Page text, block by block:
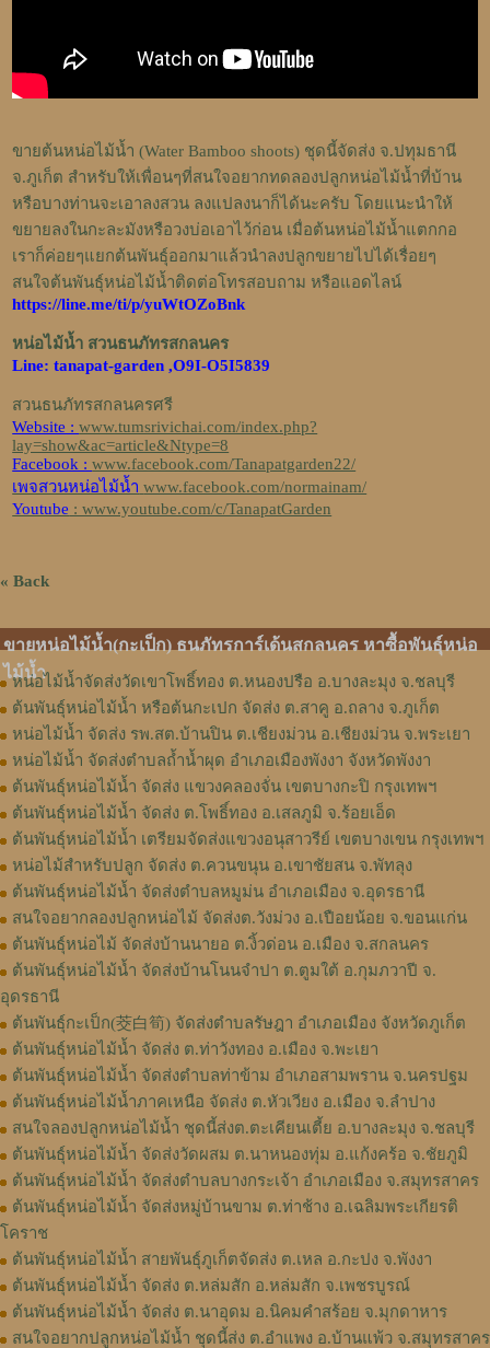
ขายต้นหน่อไม้น้ำ (Water Bamboo shoots) ชุดนี้จัดส่ง จ.ปทุมธานี
จ.ภูเก็ต สำหรับให้เพื่อนๆที่สนใจอยากทดลองปลูกหน่อไม้น้ำที่บ้าน
หรือบางท่านจะเอาลงสวน ลงแปลงนาก็ได้นะครับ โดยแนะนำให้
ขยายลงในกะละมังหรือวงบ่อเอาไว้ก่อน เมื่อต้นหน่อไม้น้ำแตกกอ
เราก็ค่อยๆแยกต้นพันธุ์ออกมาแล้วนำลงปลูกขยายไปได้เรื่อยๆ
สนใจต้นพันธุ์หน่อไม้น้ำติดต่อโทรสอบถาม หรือแอดไลน์
https://line.me/ti/p/yuWtOZoBnk
หน่อไม้น้ำ สวนธนภัทรสกลนคร
Line: tanapat-garden ,O9I-O5I5839
สวนธนภัทรสกลนครศรี
Website :www.tumsrivichai.com/index.php?
lay=show&ac=article&Ntype=8
Facebook :www.facebook.com/Tanapatgarden22/
เพจสวนหน่อไม้น้ำ www.facebook.com/normainam/
Youtube : www.youtube.com/c/TanapatGarden
« Back
ขายหน่อไม้น้ำ(กะเป็ก) ธนภัทรการ์เด้นสกลนคร หาซื้อพันธุ์หน่อ
ไม้น้ำ
หน่อไม้น้ำจัดส่งวัดเขาโพธิ์ทอง ต.หนองปรือ อ.บางละมุง จ.ชลบุรี
ต้นพันธุ์หน่อไม้น้ำ หรือต้นกะเปก จัดส่ง ต.สาคู อ.ถลาง จ.ภูเก็ต
หน่อไม้น้ำ จัดส่ง รพ.สต.บ้านปิน ต.เชียงม่วน อ.เชียงม่วน จ.พระเยา
หน่อไม้น้ำ จัดส่งตำบลถ้ำน้ำผุด อำเภอเมืองพังงา จังหวัดพังงา
ต้นพันธุ์หน่อไม้น้ำ จัดส่ง แขวงคลองจั่น เขตบางกะปิ กรุงเทพฯ
ต้นพันธุ์หน่อไม้น้ำ จัดส่ง ต.โพธิ์ทอง อ.เสลภูมิ จ.ร้อยเอ็ด
ต้นพันธุ์หน่อไม้น้ำ เตรียมจัดส่งแขวงอนุสาวรีย์ เขตบางเขน กรุงเทพฯ
หน่อไม้สำหรับปลูก​ จัดส่ง​ ต.ควนขนุน​ อ.เขาชัยสน​ จ.พัทลุง
ต้นพันธุ์​หน่อไม้​น้ำ จัดส่ง​ตำบล​หมูม่น อำเภอ​เมือง​ จ.อุดรธานี​
สนใจอยากลองปลูก​หน่อไม้​ จัดส่ง​ต.​วังม่วง​ อ.เปือยน้อย​ จ.​ขอนแก่น
ต้นพันธุ์​หน่อไม้​ จัดส่งบ้านนายอ​ ต.​งิ้วด่อน อ.เมือง​ จ.​สกลนคร​
ต้นพันธุ์​หน่อไม้​น้ำ​ จัดส่งบ้าน​โนน​จำปา​ ต.​ตูมใต้​ อ.​กุมภวาปี​ จ.​
อุดรธานี​
ต้นพันธุ์กะเป็ก(茭白筍) จัดส่งตำบล​รัษฎา​ อำเภอเมือง​ จังหวัด​ภูเก็ต​
ต้นพันธุ์หน่อไม้​น้ำ​ จัดส่ง​ ต.ท่าวังทอง​ อ.​เมือง​ จ.​พะเยา​
ต้นพันธุ์หน่อไม้น้ำ จัดส่งตำบลท่าข้าม อำเภอสามพราน จ.นครปฐม
ต้นพันธุ์หน่อไม้น้ำภาคเหนือ จัดส่ง ต.หัวเวียง อ.เมือง จ.ลำปาง
สนใจลองปลูกหน่อไม้น้ำ ชุดนี้ส่งต.ตะเคียนเตี้ย อ.บางละมุง จ.ชลบุรี
ต้นพันธุ์หน่อไม้น้ำ จัดส่งวัดผสม ต.นาหนองทุ่ม อ.แก้งคร้อ จ.ชัยภูมิ
ต้นพันธุ์หน่อไม้น้ำ จัดส่งตำบลบางกระเจ้า อำเภอเมือง จ.สมุทรสาคร
ต้นพันธุ์หน่อไม้น้ำ จัดส่งหมู่บ้านขาม ต.ท่าช้าง อ.เฉลิมพระเกียรติ
โคราช
ต้นพันธุ์หน่อไม้น้ำ สายพันธุ์ภูเก็ตจัดส่ง ต.เหล อ.กะปง จ.พังงา
ต้นพันธุ์หน่อไม้น้ำ จัดส่ง ต.หล่มสัก อ.หล่มสัก จ.เพชรบูรณ์
ต้นพันธุ์หน่อไม้น้ำ จัดส่ง ต.นาอุดม อ.นิคมคำสร้อย จ.มุกดาหาร
สนใจอยากปลูกหน่อไม้น้ำ ชุดนี้ส่ง ต.อำแพง อ.บ้านแพ้ว จ.สมุทรสาคร